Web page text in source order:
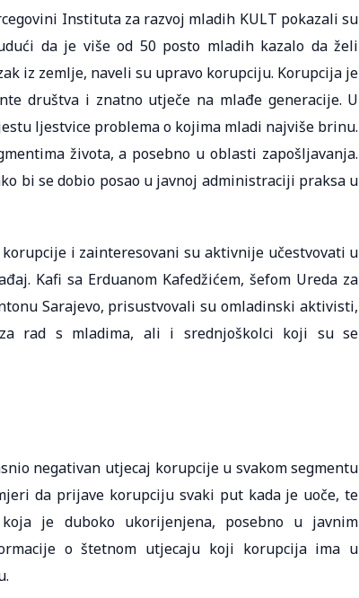
Instituta za razvoj mladih KULT pokazali su
da je više od 50 posto mladih kazalo da želi
iz zemlje, naveli su upravo korupciju. Korupcija je
društva i znatno utječe na mlađe generacije. U
ljestvice problema o kojima mladi najviše brinu.
života, a posebno u oblasti zapošljavanja.
bi se dobio posao u javnoj administraciji praksa u
i zainteresovani su aktivnije učestvovati u
Kafi sa Erduanom Kafedžićem, šefom Ureda za
Sarajevo, prisustvovali su omladinski aktivisti,
rad s mladima, ali i srednjoškolci koji su se
negativan utjecaj korupcije u svakom segmentu
da prijave korupciju svaki put kada je uoče, te
je duboko ukorijenjena, posebno u javnim
o štetnom utjecaju koji korupcija ima u